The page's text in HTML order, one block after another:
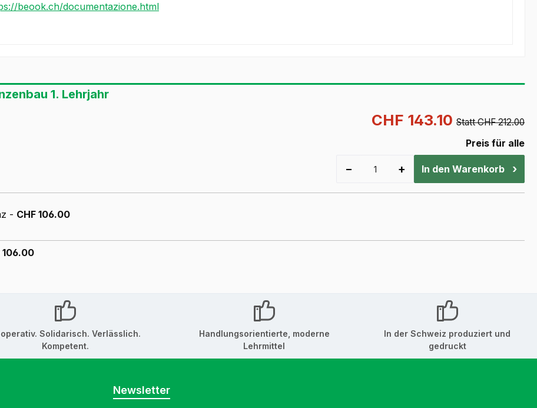
beook.ch/documentazione.html
1. Lehrjahr
CHF 143.10 Statt CHF 212.00
Preis für alle
− + In den Warenkorb ›
- CHF 106.00
106.00
Solidarisch. Verlässlich.
Kompetent.
Handlungsorientierte, moderne
Lehrmittel
In der Schweiz produziert und
gedruckt
Newsletter